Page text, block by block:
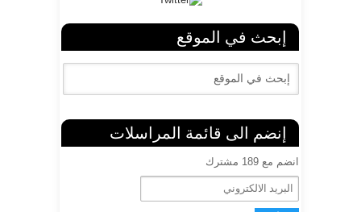
إبحث في الموقع
إنضم الى قائمة المراسلات
انضم مع 189 مشترك
ا
ب